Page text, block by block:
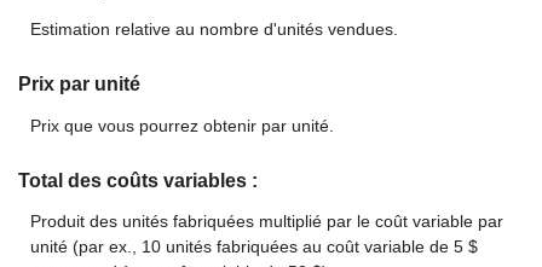
Estimation relative au nombre d'unités vendues.
Prix par unité
Prix que vous pourrez obtenir par unité.
Total des coûts variables :
Produit des unités fabriquées multiplié par le coût variable par
unité (par ex., 10 unités fabriquées au coût variable de 5 $